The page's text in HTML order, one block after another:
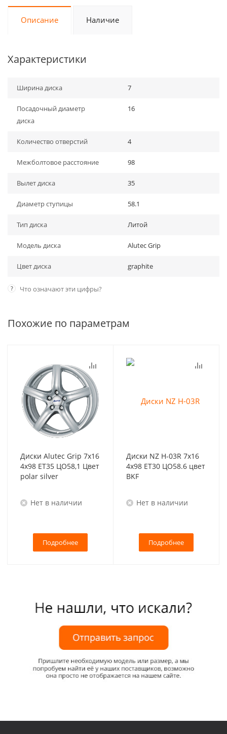
Описание Наличие
Характеристики
Ширина диска 7
Посадочный диаметр
диска
16
Количество отверстий 4
Межболтовое расстояние 98
Вылет диска 35
Диаметр ступицы 58.1
Тип диска Литой
Модель диска Alutec Grip
Цвет диска graphite
? Что означают эти цифры?
Похожие по параметрам
Диски Alutec Grip 7x16
4x98 ET35 ЦО58,1 Цвет
polar silver
Нет в наличии
Подробнее
Диски NZ H-03R 7x16
4x98 ET30 ЦО58.6 цвет
BKF
Нет в наличии
Подробнее